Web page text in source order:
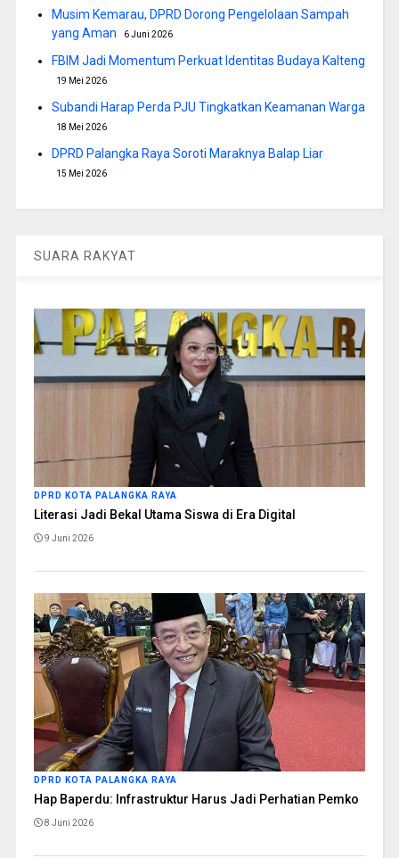
Musim Kemarau, DPRD Dorong Pengelolaan Sampah
yang Aman
6 Juni 2026
FBIM Jadi Momentum Perkuat Identitas Budaya Kalteng
19 Mei 2026
Subandi Harap Perda PJU Tingkatkan Keamanan Warga
18 Mei 2026
DPRD Palangka Raya Soroti Maraknya Balap Liar
15 Mei 2026
SUARA RAKYAT
DPRD KOTA PALANGKA RAYA
Literasi Jadi Bekal Utama Siswa di Era Digital
9 Juni 2026
DPRD KOTA PALANGKA RAYA
Hap Baperdu: Infrastruktur Harus Jadi Perhatian Pemko
8 Juni 2026